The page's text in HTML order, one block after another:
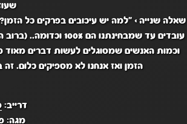
שאלה שנייה>"למה יש עיכובים בפרקים כל
וכמות האנשים שמסוגלים לעשות דברים מאוד
הזמן ואז אנחנו לא מספיקים כלום. זה
דרייב:
מגה: